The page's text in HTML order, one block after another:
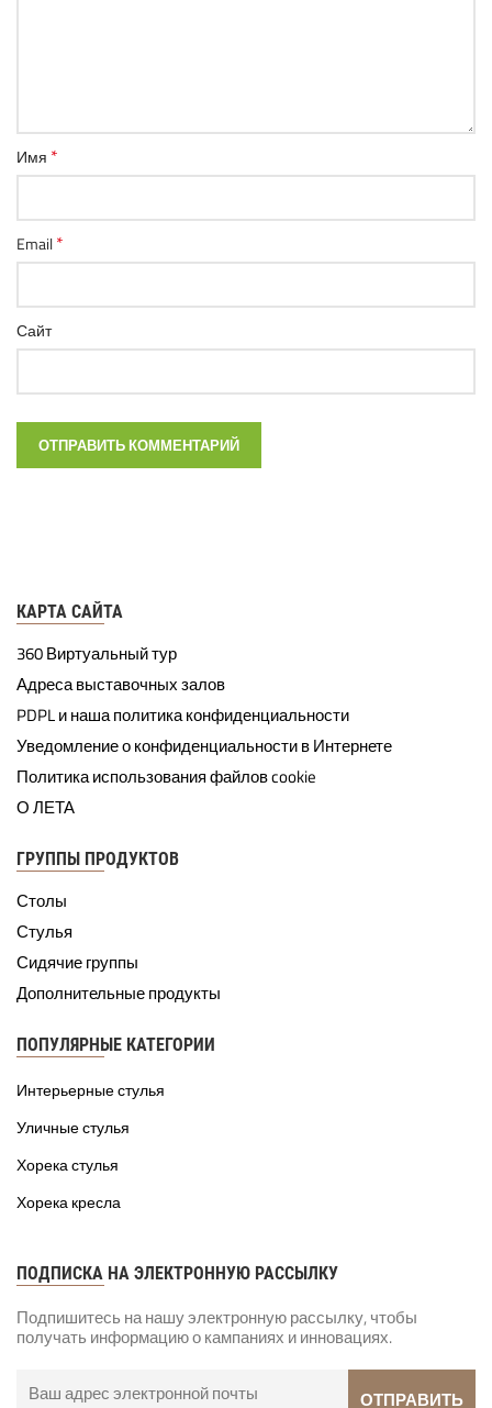
Имя *
Email*
Сайт
КАРТА САЙТА
360 Виртуальный тур
Адреса выставочных залов
PDPL и наша политика конфиденциальности
Уведомление о конфиденциальности в Интернете
Политика использования файлов cookie
О ЛЕТА
ГРУППЫ ПРОДУКТОВ
Столы
Стулья
Сидячие группы
Дополнительные продукты
ПОПУЛЯРНЫЕ КАТЕГОРИИ
Интерьерные стулья
Уличные стулья
Хорека стулья
Хорека кресла
ПОДПИСКА НА ЭЛЕКТРОННУЮ РАССЫЛКУ
Подпишитесь на нашу электронную рассылку, чтобы
получать информацию о кампаниях и инновациях.